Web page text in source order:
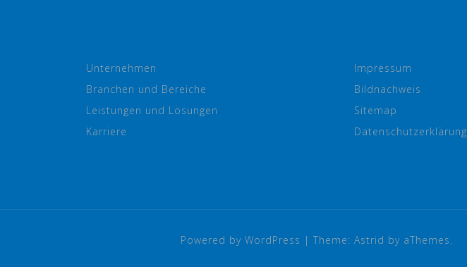
Unternehmen
Branchen und Bereiche
Leistungen und Lösungen
Karriere
Impressum
Bildnachweis
Sitemap
Datenschutzerklärung
Powered by WordPress | Theme: Astrid by aThemes.